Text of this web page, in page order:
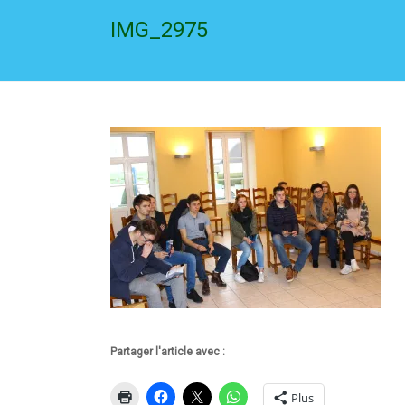
IMG_2975
Partager l'article avec :
Plus